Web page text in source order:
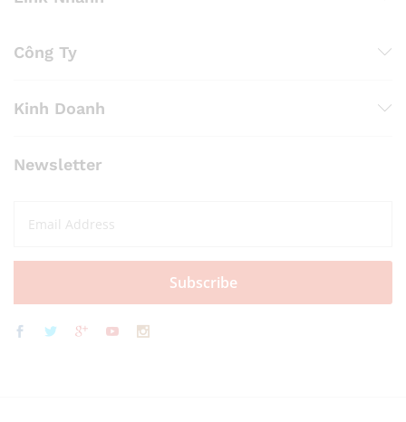
Công Ty
Kinh Doanh
Newsletter